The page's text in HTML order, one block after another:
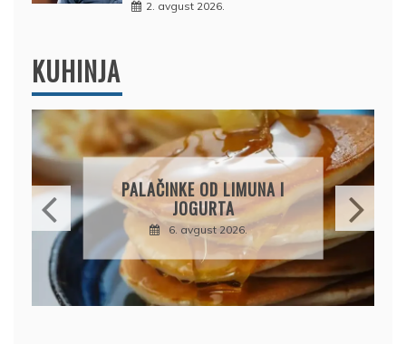
2. avgust 2026.
KUHINJA
BRZI KOLAČ BEZ PEČENJA:
PIŠKOTE, MALINE I
ČOKOLADA U SAVRŠENOJ
KOMBINACIJI
6. avgust 2026.